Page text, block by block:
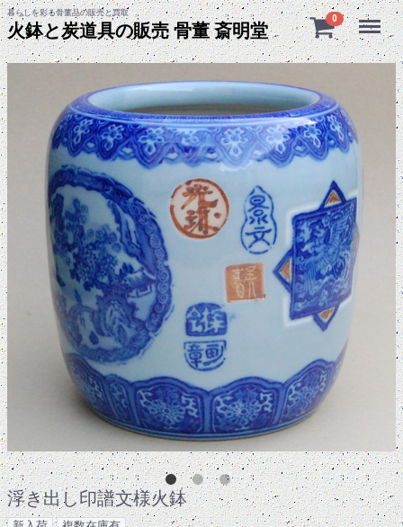
暮らしを彩る骨董品の販売と買取
火鉢と炭道具の販売 骨董 斎明堂
0 Menu
浮き出し印譜文様火鉢